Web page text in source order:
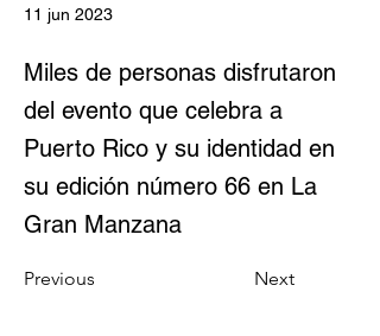
11 jun 2023
Miles de personas disfrutaron
del evento que celebra a
Puerto Rico y su identidad en
su edición número 66 en La
Gran Manzana
Previous Next